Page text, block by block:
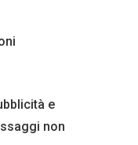
e
non